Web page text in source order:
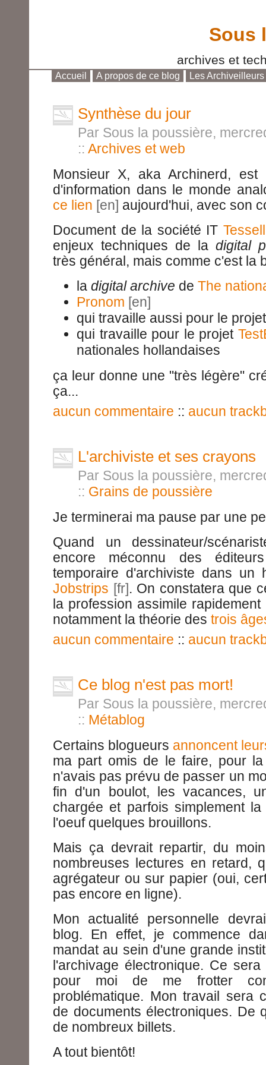
Sous
archives et
Accueil A propos de ce blog
Les Archiveilleurs
Synthèse du jour
Par Sous la poussière,
:: Archives et web
Monsieur X, aka Archinerd, est
d'information dans le monde
ce lien
aujourd'hui, avec son
Document de la société IT
enjeux techniques de la digital
très général, mais comme c'est la
la digital archive de The
Pronom
qui travaille aussi pour le
qui travaille pour le projet
nationales hollandaises
ça leur donne une "très légère"
ça...
aucun commentaire :: aucun
L'archiviste et ses crayons
Par Sous la poussière,
:: Grains de poussière
Je terminerai ma pause par une
Quand un dessinateur/
encore méconnu des
temporaire d'archiviste dans
Jobstrips
. On constatera que
la profession assimile
notamment la théorie des trois
aucun commentaire :: aucun
Ce blog n'est pas mort!
Par Sous la poussière,
:: Métablog
Certains blogueurs annoncent
ma part omis de le faire, pour
n'avais pas prévu de passer un
fin d'un boulot, les vacances,
chargée et parfois simplement
l'oeuf quelques brouillons.
Mais ça devrait repartir, du
nombreuses lectures en retard,
agrégateur ou sur papier (oui,
pas encore en ligne).
Mon actualité personnelle
blog. En effet, je commence
mandat au sein d'une grande
l'archivage électronique. Ce
pour moi de me frotter
problématique. Mon travail sera
de documents électroniques. De
de nombreux billets.
A tout bientôt!